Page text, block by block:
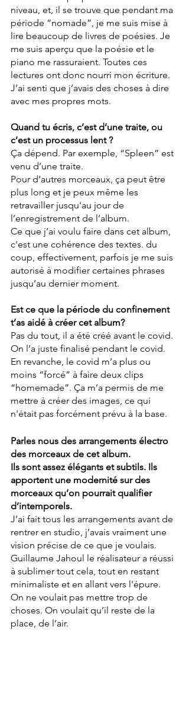
niveau, et, il se trouve que pendant ma
période “nomade”, je me suis mise à
lire beaucoup de livres de poésies. Je
me suis aperçu que la poésie et le
piano me rassuraient. Toutes ces
lectures ont donc nourri mon écriture.
J’ai senti que j’avais des choses à dire
avec mes propres mots.
Quand tu écris, c’est d’une traite, ou
c’est un processus lent ?
Ça dépend. Par exemple, “Spleen” est
venu d’une traite.
Pour d’autres morceaux, ça peut être
plus long et je peux même les
retravailler jusqu'au jour de
l’enregistrement de l’album.
Ce que j’ai voulu faire dans cet album,
c'est une cohérence des textes. du
coup, effectivement, parfois je me suis
autorisé à modifier certaines phrases
jusqu’au dernier moment.
Est ce que la période du confinement
t’as aidé à créer cet album?
Pas du tout, il a été créé avant le covid.
On l’a juste finalisé pendant le covid.
En revanche, le covid m’a plus ou
moins “forcé” à faire deux clips
“homemade”. Ça m’a permis de me
mettre à créer des images, ce qui
n'était pas forcément prévu à la base.
Parles nous des arrangements électro
des morceaux de cet album.
Ils sont assez élégants et subtils. Ils
apportent une modernité sur des
morceaux qu’on pourrait qualifier
d’intemporels.
J’ai fait tous les arrangements avant de
rentrer en studio, j’avais vraiment une
vision précise de ce que je voulais.
Guillaume Jahoul le réalisateur a réussi
à sublimer tout cela, tout en restant
minimaliste et en allant vers l'épure.
On ne voulait pas mettre trop de
choses. On voulait qu’il reste de la
place, de l’air.